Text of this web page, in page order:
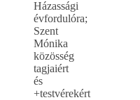
Házassági
évfordulóra;
Szent
Mónika
közösség
tagjaiért
és
+testvérekért